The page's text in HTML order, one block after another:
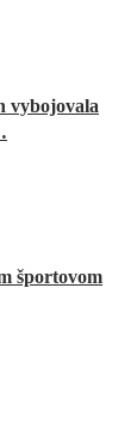
vybojovala
športovom